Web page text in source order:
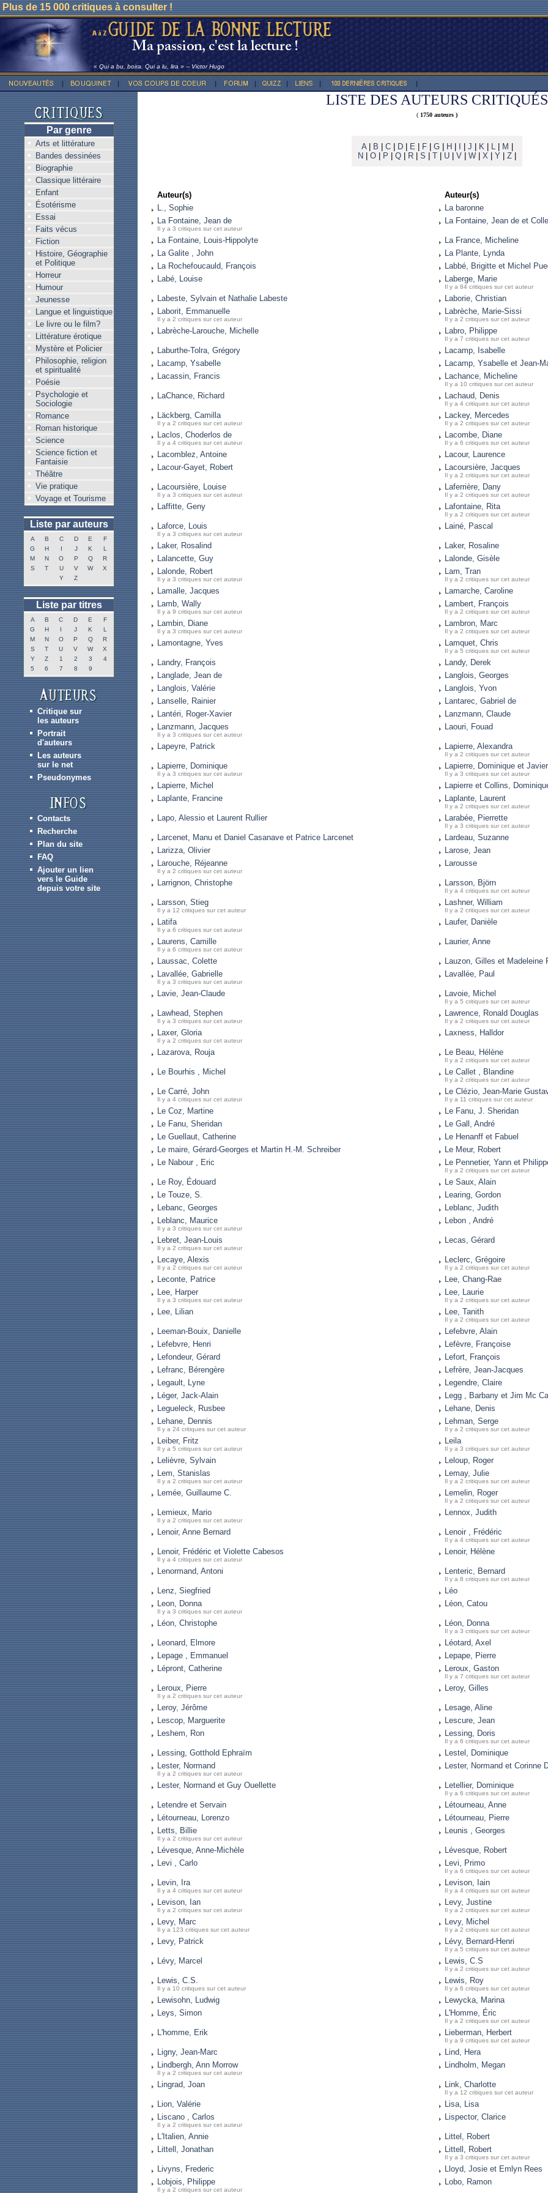
Plus de 15 000 critiques à consulter !
« Qui a bu, boira. Qui a lu, lira » -- Victor Hugo
Par genre
Arts et littérature
Bandes dessinées
Biographie
Classique littéraire
Enfant
Ésotérisme
Essai
Faits vécus
Fiction
Histoire, Géographie
et Politique
Horreur
Humour
Jeunesse
Langue et linguistique
Le livre ou le film?
Littérature érotique
Mystère et Policier
Philosophie, religion
et spiritualité
Poésie
Psychologie et
Sociologie
Romance
Roman historique
Science
Science fiction et
Fantaisie
Théâtre
Vie pratique
Voyage et Tourisme
Liste par auteurs
A B C D E
F
G
H I J K
L
M
N O P Q
R
S
T U V W
X
Y
Z
Liste par titres
A B C D E
F
G
H I J K
L
M
N O P Q
R
S
T U V W
X
Y
Z 1 2 3
4
5
6 7 8 9
Critique sur
les auteurs
Portrait
d'auteurs
Les auteurs
sur le net
Pseudonymes
Contacts
Recherche
Plan du site
FAQ
Ajouter un lien
vers le Guide
depuis votre site
LISTE DES AUTEURS CRITIQUÉS
( 1750 auteurs )
A| B C| D| E F| G| H J K| L| M
N
O P Q R S T U V W X Y Z
Auteur(s)
Auteur(s)
L., Sophie
La baronne
La Fontaine, Jean de
Il y a 3 critiques sur cet auteur
La Fontaine, Jean de et
La Fontaine, Louis-Hippolyte
La France, Micheline
La Galite , John
La Plante, Lynda
La Rochefoucauld, François
Labbé, Brigitte et Michel
Labé, Louise
Laberge, Marie
Il y a 84 critiques sur cet auteur
Labeste, Sylvain et Nathalie Labeste
Laborie, Christian
Laborit, Emmanuelle
Il y a 2 critiques sur cet auteur
Labrèche, Marie-Sissi
Il y a 2 critiques sur cet auteur
Labrèche-Larouche, Michelle Labro, Philippe
Il y a 7 critiques sur cet auteur
Laburthe-Tolra, Grégory
Lacamp, Isabelle
Lacamp, Ysabelle
Lacamp, Ysabelle et Jean-
Lacassin, Francis
Lachance, Micheline
Il y a 10 critiques sur cet auteur
LaChance, Richard Lachaud, Denis
Il y a 4 critiques sur cet auteur
Läckberg, Camilla
Il y a 2 critiques sur cet auteur
Lackey, Mercedes
Il y a 2 critiques sur cet auteur
Laclos, Choderlos de
Il y a 4 critiques sur cet auteur
Lacombe, Diane
Il y a 6 critiques sur cet auteur
Lacomblez, Antoine
Lacour, Laurence
Lacour-Gayet, Robert
Lacoursière, Jacques
Il y a 2 critiques sur cet auteur
Lacoursière, Louise
Il y a 3 critiques sur cet auteur
Laferrière, Dany
Il y a 2 critiques sur cet auteur
Laffitte, Geny Lafontaine, Rita
Il y a 2 critiques sur cet auteur
Laforce, Louis
Il y a 3 critiques sur cet auteur
Lainé, Pascal
Laker, Rosalind
Laker, Rosaline
Lalancette, Guy
Lalonde, Gisèle
Lalonde, Robert
Il y a 3 critiques sur cet auteur
Lam, Tran
Il y a 2 critiques sur cet auteur
Lamalle, Jacques
Lamarche, Caroline
Lamb, Wally
Il y a 9 critiques sur cet auteur
Lambert, François
Il y a 2 critiques sur cet auteur
Lambin, Diane
Il y a 3 critiques sur cet auteur
Lambron, Marc
Il y a 2 critiques sur cet auteur
Lamontagne, Yves Lamquet, Chris
Il y a 5 critiques sur cet auteur
Landry, François
Landy, Derek
Langlade, Jean de
Langlois, Georges
Langlois, Valérie
Langlois, Yvon
Lanselle, Rainier
Lantarec, Gabriel de
Lantéri, Roger-Xavier
Lanzmann, Claude
Lanzmann, Jacques
Il y a 3 critiques sur cet auteur
Laouri, Fouad
Lapeyre, Patrick Lapierre, Alexandra
Il y a 2 critiques sur cet auteur
Lapierre, Dominique
Il y a 3 critiques sur cet auteur
Lapierre, Dominique et
Il y a 3 critiques sur cet auteur
Lapierre, Michel
Lapierre et Collins,
Laplante, Francine
Laplante, Laurent
Il y a 2 critiques sur cet auteur
Lapo, Alessio et Laurent Rullier Larabée, Pierrette
Il y a 3 critiques sur cet auteur
Larcenet, Manu et Daniel Casanave et Patrice Larcenet
Lardeau, Suzanne
Larizza, Olivier
Larose, Jean
Larouche, Réjeanne
Il y a 2 critiques sur cet auteur
Larousse
Larrignon, Christophe Larsson, Björn
Il y a 4 critiques sur cet auteur
Larsson, Stieg
Il y a 12 critiques sur cet auteur
Lashner, William
Il y a 2 critiques sur cet auteur
Latifa
Il y a 6 critiques sur cet auteur
Laufer, Danièle
Laurens, Camille
Il y a 6 critiques sur cet auteur
Laurier, Anne
Laussac, Colette
Lauzon, Gilles et Madeleine
Lavallée, Gabrielle
Il y a 3 critiques sur cet auteur
Lavallée, Paul
Lavie, Jean-Claude Lavoie, Michel
Il y a 5 critiques sur cet auteur
Lawhead, Stephen
Il y a 3 critiques sur cet auteur
Lawrence, Ronald Douglas
Il y a 2 critiques sur cet auteur
Laxer, Gloria
Il y a 2 critiques sur cet auteur
Laxness, Halldor
Lazarova, Rouja Le Beau, Hélène
Il y a 2 critiques sur cet auteur
Le Bourhis , Michel Le Callet , Blandine
Il y a 2 critiques sur cet auteur
Le Carré, John
Il y a 4 critiques sur cet auteur
Le Clézio, Jean-Marie
Il y a 11 critiques sur cet auteur
Le Coz, Martine
Le Fanu, J. Sheridan
Le Fanu, Sheridan
Le Gall, André
Le Guellaut, Catherine
Le Henanff et Fabuel
Le maire, Gérard-Georges et Martin H.-M. Schreiber
Le Meur, Robert
Le Nabour , Eric
Le Pennetier, Yann et
Il y a 2 critiques sur cet auteur
Le Roy, Édouard
Le Saux, Alain
Le Touze, S.
Learing, Gordon
Lebanc, Georges
Leblanc, Judith
Leblanc, Maurice
Il y a 3 critiques sur cet auteur
Lebon , André
Lebret, Jean-Louis
Il y a 2 critiques sur cet auteur
Lecas, Gérard
Lecaye, Alexis
Il y a 2 critiques sur cet auteur
Leclerc, Grégoire
Il y a 2 critiques sur cet auteur
Leconte, Patrice
Lee, Chang-Rae
Lee, Harper
Il y a 3 critiques sur cet auteur
Lee, Laurie
Il y a 2 critiques sur cet auteur
Lee, Lilian Lee, Tanith
Il y a 2 critiques sur cet auteur
Leeman-Bouix, Danielle
Lefebvre, Alain
Lefebvre, Henri
Lefèvre, Françoise
Lefondeur, Gérard
Lefort, François
Lefranc, Bérengère
Lefrère, Jean-Jacques
Legault, Lyne
Legendre, Claire
Léger, Jack-Alain
Legg , Barbany et Jim Mc
Legueleck, Rusbee
Lehane, Denis
Lehane, Dennis
Il y a 24 critiques sur cet auteur
Lehman, Serge
Il y a 2 critiques sur cet auteur
Leiber, Fritz
Il y a 5 critiques sur cet auteur
Leila
Il y a 3 critiques sur cet auteur
Lelièvre, Sylvain
Leloup, Roger
Lem, Stanislas
Il y a 2 critiques sur cet auteur
Lemay, Julie
Il y a 2 critiques sur cet auteur
Lemée, Guillaume C. Lemelin, Roger
Il y a 2 critiques sur cet auteur
Lemieux, Mario
Il y a 2 critiques sur cet auteur
Lennox, Judith
Lenoir, Anne Bernard Lenoir , Frédéric
Il y a 4 critiques sur cet auteur
Lenoir, Frédéric et Violette Cabesos
Il y a 4 critiques sur cet auteur
Lenoir, Hélène
Lenormand, Antoni Lenteric, Bernard
Il y a 8 critiques sur cet auteur
Lenz, Siegfried
Léo
Leon, Donna
Il y a 3 critiques sur cet auteur
Léon, Catou
Léon, Christophe Léon, Donna
Il y a 3 critiques sur cet auteur
Leonard, Elmore
Léotard, Axel
Lepage , Emmanuel
Lepape, Pierre
Lépront, Catherine
Leroux, Gaston
Il y a 7 critiques sur cet auteur
Leroux, Pierre
Il y a 2 critiques sur cet auteur
Leroy, Gilles
Leroy, Jérôme
Lesage, Aline
Lescop, Marguerite
Lescure, Jean
Leshem, Ron
Lessing, Doris
Il y a 6 critiques sur cet auteur
Lessing, Gotthold Ephraïm
Lestel, Dominique
Lester, Normand
Il y a 2 critiques sur cet auteur
Lester, Normand et Corinne
Lester, Normand et Guy Ouellette Letellier, Dominique
Il y a 6 critiques sur cet auteur
Letendre et Servain
Létourneau, Anne
Létourneau, Lorenzo
Létourneau, Pierre
Letts, Billie
Il y a 2 critiques sur cet auteur
Leunis , Georges
Lévesque, Anne-Michèle
Lévesque, Robert
Levi , Carlo
Levi, Primo
Il y a 6 critiques sur cet auteur
Levin, Ira
Il y a 4 critiques sur cet auteur
Levison, Iain
Il y a 4 critiques sur cet auteur
Levison, Ian
Il y a 2 critiques sur cet auteur
Levy, Justine
Il y a 2 critiques sur cet auteur
Levy, Marc
Il y a 123 critiques sur cet auteur
Levy, Michel
Il y a 2 critiques sur cet auteur
Levy, Patrick Lévy, Bernard-Henri
Il y a 5 critiques sur cet auteur
Lévy, Marcel Lewis, C.S
Il y a 2 critiques sur cet auteur
Lewis, C.S.
Il y a 10 critiques sur cet auteur
Lewis, Roy
Il y a 6 critiques sur cet auteur
Lewisohn, Ludwig
Lewycka, Marina
Leys, Simon
L'Homme, Éric
Il y a 2 critiques sur cet auteur
L'homme, Erik Lieberman, Herbert
Il y a 9 critiques sur cet auteur
Ligny, Jean-Marc
Lind, Hera
Lindbergh, Ann Morrow
Il y a 2 critiques sur cet auteur
Lindholm, Megan
Lingrad, Joan Link, Charlotte
Il y a 12 critiques sur cet auteur
Lion, Valérie
Lisa, Lisa
Liscano , Carlos
Il y a 2 critiques sur cet auteur
Lispector, Clarice
L'Italien, Annie
Littel, Robert
Littell, Jonathan
Littell, Robert
Il y a 3 critiques sur cet auteur
Livyns, Frederic
Lloyd, Josie et Emlyn Rees
Lobjois, Philippe
Il y a 2 critiques sur cet auteur
Lobo, Ramon